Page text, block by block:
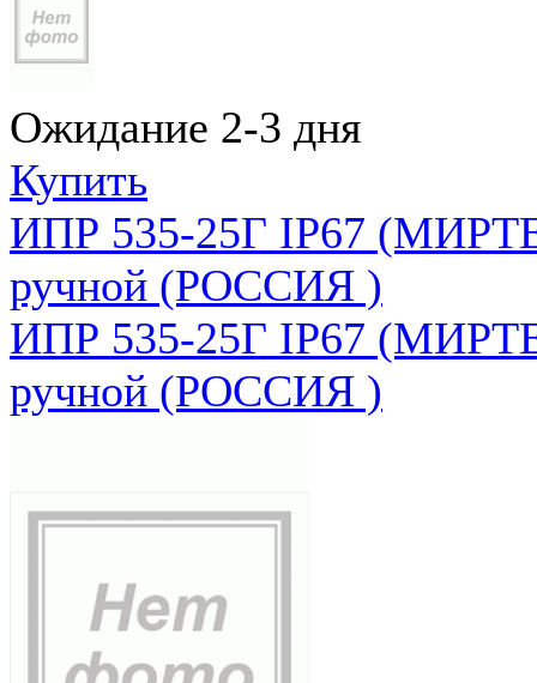
Ожидание 2-3 дня
Купить
ИПР 535-25Г IP67
ручной (РОССИЯ )
ИПР 535-25Г IP67
ручной (РОССИЯ )